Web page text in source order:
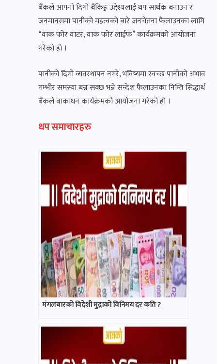
बैंकले आफ्नो दिगो बैंकिङ्ग उद्देश्यलाई थप सार्थक बनाउन र
जनमानसमा पानीको महत्वको बारे जनचेतना फैलाउनका लागि
“वाक फोर वाटर, वाक फोर लाईफ” कार्यक्रमको आयोजना
गरेको हो ।
पानीको दिगो व्यवस्थापन नगरे, भविष्यमा स्वच्छ पानीको अभाव
गम्भीर समस्या बन्न सक्छ भन्ने सन्देश फैलाउनका निम्ति सिद्धार्थ
बैंकले वाकाथन कार्यक्रमको आयोजना गरेको हो ।
थप समाचारहरु
मंगलबारको विदेशी मुद्राको विनिमय दर कति ?